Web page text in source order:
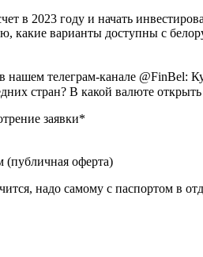
в 2023 году и начать
какие варианты доступны с
телеграм-канале @FinBel:
стран? В какой валюте
заявки*
(публичная оферта)
надо самому с паспортом в